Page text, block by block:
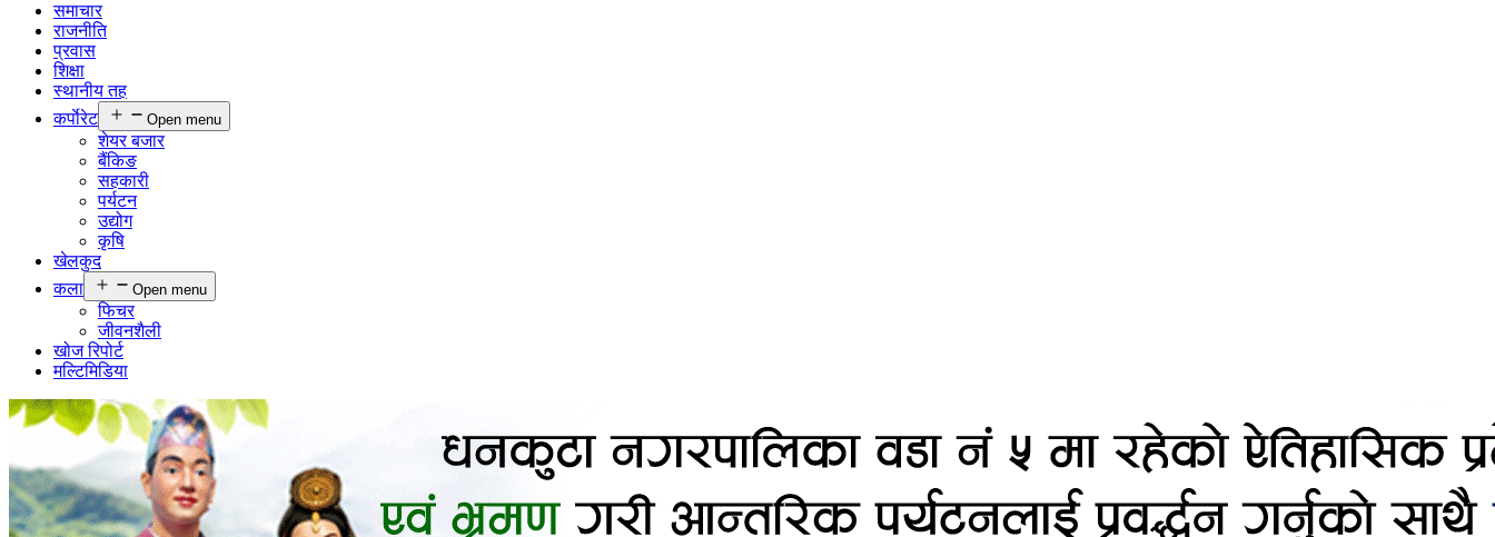
समाचार
राजनीति
प्रवास
शिक्षा
स्थानीय तह
कर्पाेरेट
Open menu
शेयर बजार
बैंकिङ
सहकारी
पर्यटन
उद्योग
कृषि
खेलकुद
कला
Open menu
फिचर
जीवनशैली
खोज रिपोर्ट
मल्टिमिडिया